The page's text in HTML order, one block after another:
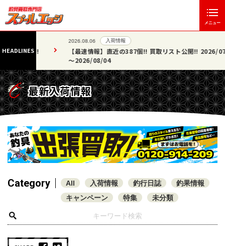
メニュー
HEADLINES
た!!
2026.08.06 入荷情報
【最速情報】直近の387個!! 買取リスト公開!! 2026/07/25
～2026/08/04
最新入荷情報
Category All 入荷情報 釣行日誌
釣果情報
キャンペーン
特集 未分類